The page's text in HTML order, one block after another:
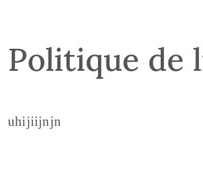
Politique de
uhijiijnjn